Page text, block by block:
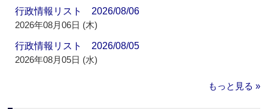
行政情報リスト 2026/08/06
2026年08月06日 (木)
行政情報リスト 2026/08/05
2026年08月05日 (水)
もっと見る »